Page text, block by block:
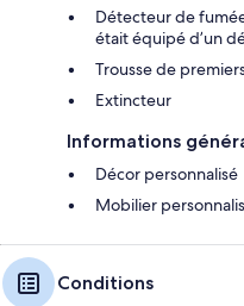
Détecteur de
était équipé d’un
Trousse de
Extincteur
Informations
Décor personnalisé
Mobilier
Conditions